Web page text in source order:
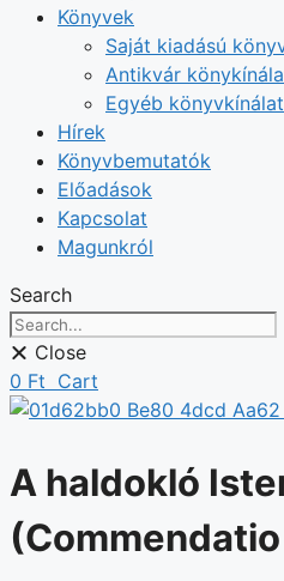
Könyvek
Saját kiadású
Antikvár
Egyéb
Hírek
Könyvbemutatók
Előadások
Kapcsolat
Magunkról
Search
Close
0 Ft Cart
A haldokló